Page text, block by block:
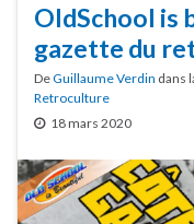
OldSchool is
gazette du
DeGuillaume Verdin dans
Retroculture
18 mars 2020